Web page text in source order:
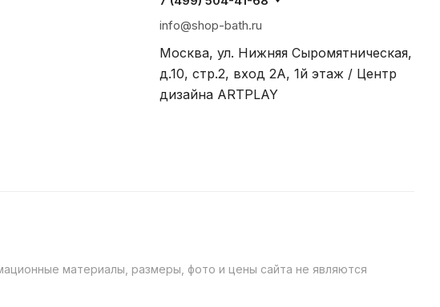
info@shop-bath.ru
Москва, ул. Нижняя Сыромятническая,
д.10, стр.2, вход 2A, 1й этаж / Центр
дизайна ARTPLAY
материалы, размеры, фото и цены сайта не являются